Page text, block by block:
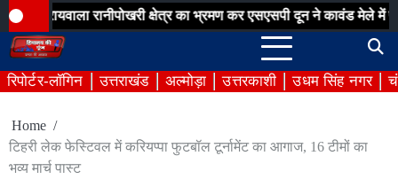
Skip
to
content
रानीपोखरी क्षेत्र का भ्रमण कर एसएसपी दून ने कावंड मेले में पुलिस
रिपोर्टर-लॉगिन उत्तराखंड अल्मोड़ा उत्तरकाशी उधम सिंह नगर
Home
टिहरी लेक फेस्टिवल में करियप्पा फुटबॉल टूर्नामेंट का आगाज, 16 टीमों का
भव्य मार्च पास्ट